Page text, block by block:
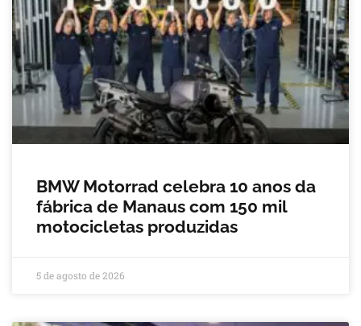
BMW Motorrad celebra 10 anos da
fábrica de Manaus com 150 mil
motocicletas produzidas
5 de agosto de 2026